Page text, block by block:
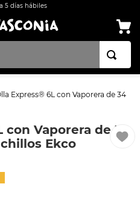
5 días hábiles
Express® 6L con Vaporera de 34
con Vaporera de 34
Ekco